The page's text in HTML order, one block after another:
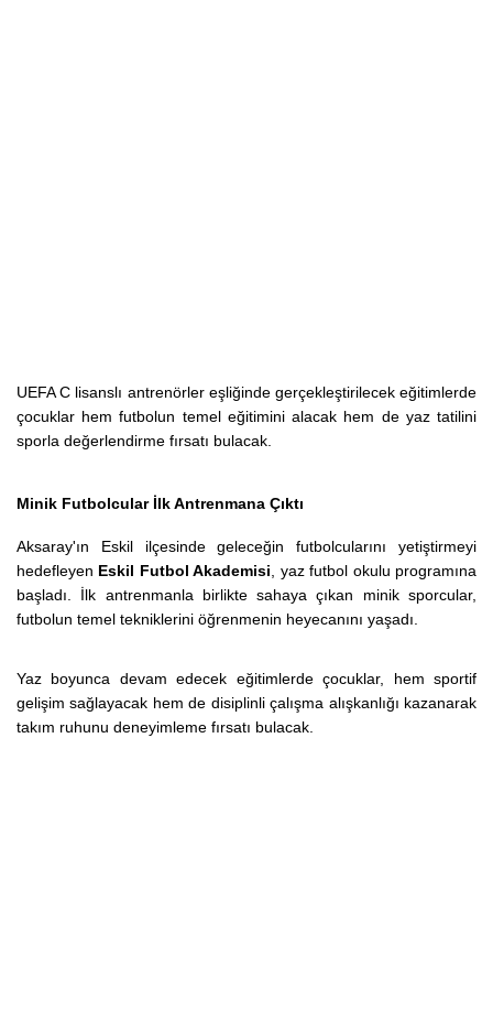
UEFA C lisanslı antrenörler eşliğinde gerçekleştirilecek eğitimlerde
çocuklar hem futbolun temel eğitimini alacak hem de yaz tatilini
sporla değerlendirme fırsatı bulacak.
Minik Futbolcular İlk Antrenmana Çıktı
Aksaray'ın Eskil ilçesinde geleceğin futbolcularını yetiştirmeyi
hedefleyen Eskil Futbol Akademisi , yaz futbol okulu programına
başladı. İlk antrenmanla birlikte sahaya çıkan minik sporcular,
futbolun temel tekniklerini öğrenmenin heyecanını yaşadı.
Yaz boyunca devam edecek eğitimlerde çocuklar, hem sportif
gelişim sağlayacak hem de disiplinli çalışma alışkanlığı kazanarak
takım ruhunu deneyimleme fırsatı bulacak.